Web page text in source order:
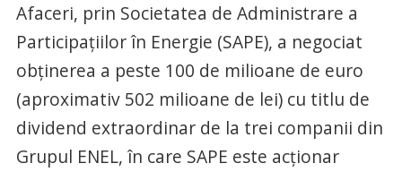
Afaceri, prin Societatea de Administrare a
Participațiilor în Energie (SAPE), a negociat
obținerea a peste 100 de milioane de euro
(aproximativ 502 milioane de lei) cu titlu de
dividend extraordinar de la trei companii din
Grupul ENEL, în care SAPE este acționar